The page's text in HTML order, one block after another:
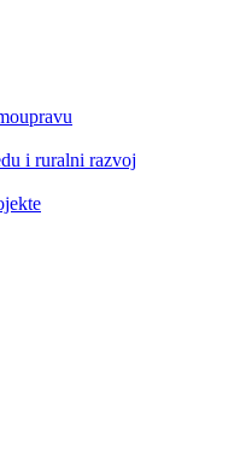
i ruralni razvoj